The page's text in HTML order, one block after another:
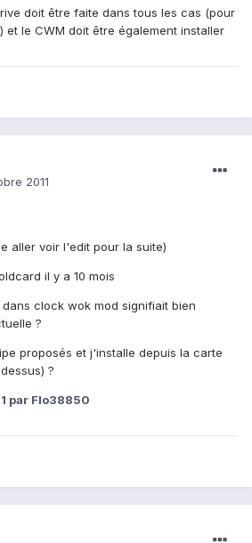
doit être faite dans tous les cas (pour
et le CWM doit être également installer
2011
aller voir l'edit pour la suite)
il y a 10 mois
clock wok mod signifiait bien
?
proposés et j'installe depuis la carte
?
par Flo38850